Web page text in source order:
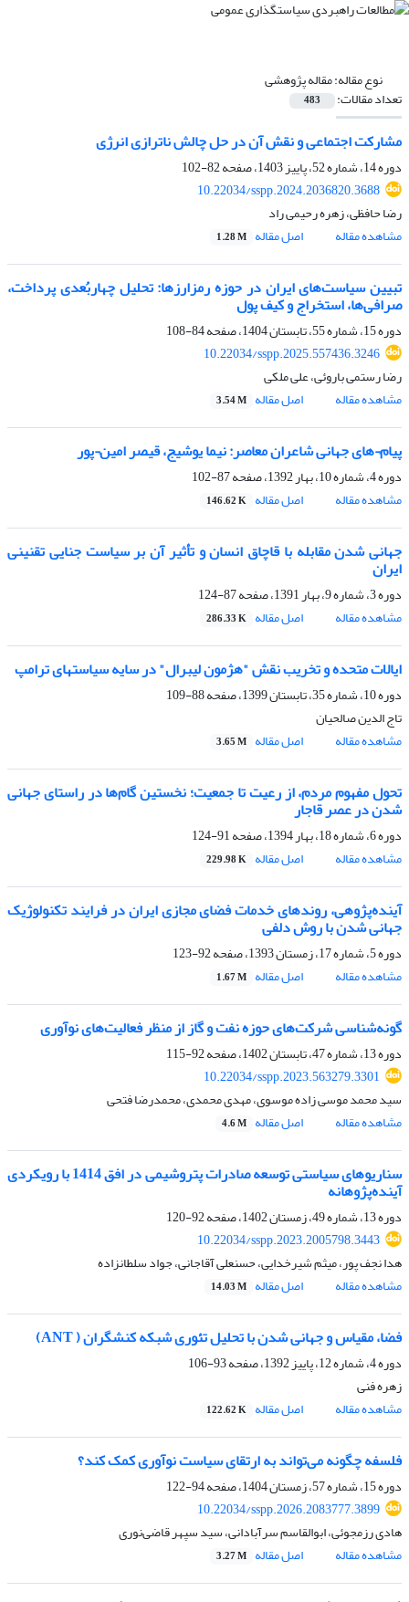
نوع مقاله:مقاله پژوهشی
تعداد مقالات: 483
مشارکت اجتماعی و نقش آن در حل چالش ناترازی انرژی
دوره 14، شماره 52، پاییز 1403، صفحه
82-102
10.22034/sspp.2024.2036820.3688
رضا حافظی، زهره رحیمی راد
مشاهده مقاله
اصل مقاله 1.28 M
تبیین سیاست‌های ایران در حوزه رمزارزها: تحلیل چهاربُعدی پرداخت،
صرافی‌ها، استخراج و کیف پول
دوره 15، شماره 55، تابستان 1404، صفحه
84-108
10.22034/sspp.2025.557436.3246
رضا رستمی باروئی، علی ملکی
مشاهده مقاله
اصل مقاله 3.54 M
پیام¬های جهانی شاعران معاصر: نیما یوشیج، قیصر امین¬پور
دوره 4، شماره 10، بهار 1392، صفحه
87-102
مشاهده مقاله
اصل مقاله 146.62 K
جهانی شدن مقابله با قاچاق انسان و تأثیر آن بر سیاست جنایی تقنینی
ایران
دوره 3، شماره 9، بهار 1391، صفحه
87-124
مشاهده مقاله
اصل مقاله 286.33 K
ایالات متحده و تخریب نقش "هژمون لیبرال" در سایه سیاستهای ترامپ
دوره 10، شماره 35، تابستان 1399، صفحه
88-109
تاج الدین صالحیان
مشاهده مقاله
اصل مقاله 3.65 M
تحول مفهوم مردم، از رعیت تا جمعیت؛ نخستین گام‌ها در راستای جهانی
شدن در عصر قاجار
دوره 6، شماره 18، بهار 1394، صفحه
91-124
مشاهده مقاله
اصل مقاله 229.98 K
آینده‌پژوهی، روندهای خدمات فضای مجازی ایران در فرایند تکنولوژیک
جهانی شدن با روش دلفی
دوره 5، شماره 17، زمستان 1393، صفحه
92-123
مشاهده مقاله
اصل مقاله 1.67 M
گونه‌شناسی شرکت‌های حوزه نفت و گاز از منظر فعالیت‌های نوآوری
دوره 13، شماره 47، تابستان 1402، صفحه
92-115
10.22034/sspp.2023.563279.3301
سید محمد موسی زاده موسوی، مهدی محمدی، محمدرضا فتحی
مشاهده مقاله
اصل مقاله 4.6 M
سناریوهای سیاستی توسعه صادرات پتروشیمی در افق 1414 با رویکردی
آینده‌پژوهانه
دوره 13، شماره 49، زمستان 1402، صفحه
92-120
10.22034/sspp.2023.2005798.3443
هدا نجف پور، میثم شیرخدایی، حسنعلی آقاجانی، جواد سلطانزاده
مشاهده مقاله
اصل مقاله 14.03 M
فضا، مقیاس و جهانی شدن با تحلیل تئوری شبکه کنشگران ( ANT)
دوره 4، شماره 12، پاییز 1392، صفحه
93-106
زهره فنی
مشاهده مقاله
اصل مقاله 122.62 K
فلسفه چگونه می‌تواند به ارتقای سیاست نوآوری کمک کند؟
دوره 15، شماره 57، زمستان 1404، صفحه
94-122
10.22034/sspp.2026.2083777.3899
هادی رزمجوئی، ابوالقاسم سرآبادانی، سید سپهر قاضی‌نوری
مشاهده مقاله
اصل مقاله 3.27 M